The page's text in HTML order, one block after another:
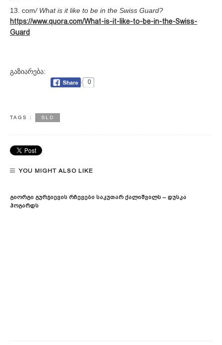
com/ What is it like to be in the Swiss Guard?
https://www.quora.com/What-is-it-like-to-be-in-the-Swiss-
Guard
გაზიარება:
0
TAGS : SLD
YOU MIGHT ALSO LIKE
Გიორგი Გურჯიევის Რჩევები Საკუთარ Ქალიშვილს – Დუსკა
Ჰოგარდს